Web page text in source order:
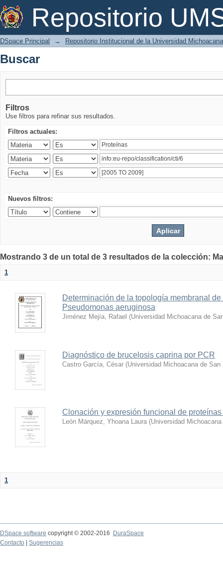
Repositorio
Buscar
DSpace Principal → Repositorio Institucional de la Universidad
Buscar
Filtros
Use filtros para refinar sus resultados.
Filtros actuales:
Nuevos filtros:
Mostrando 3 de un total de 3 resultados de la colección:
1
Determinación de la topología membranal
Pseudomonas aeruginosa
Jiménez Mejía, Rafael (Universidad Michoacana de
Diagnóstico de brucelosis caprina por PCR
Castro García, César (Universidad Michoacana de
Clonación y expresión funcional de
León Márquez, Yhoana Laura (Universidad
1
DSpace software copyright © 2002-2016
DuraSpace
Contacto
Sugerencias